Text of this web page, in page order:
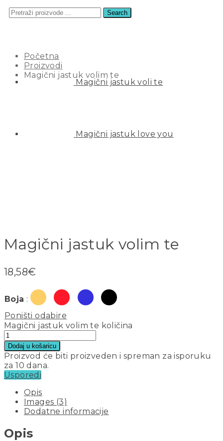
Search
Početna
Proizvodi
Magični jastuk volim te
Magični jastuk voli te
Magični jastuk love you
Magični jastuk volim te
18,58€
Boja :
Poništi odabire
Magični jastuk volim te količina
Dodaj u košaricu
Proizvod će biti proizveden i spreman za isporuku
za 10 dana.
Usporedi
Opis
Images (3)
Dodatne informacije
Opis